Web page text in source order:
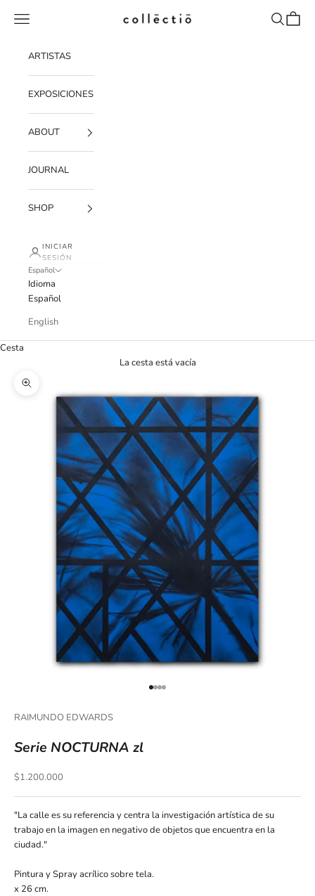
Collectio-collectio
Menú Buscar
Cesta
ARTISTAS
EXPOSICIONES
ABOUT
JOURNAL
SHOP
INICIAR
SESIÓN
Español
Idioma
Español
English
Cesta
La cesta está vacía
Zoom
Ir al artículo 1
Ir al artículo 2
Ir al artículo 3
Ir al artículo 4
RAIMUNDO EDWARDS
Serie NOCTURNA zl
Precio de oferta
$1.200.000
"La calle es su referencia y centra la investigación artística de su
trabajo en la imagen en negativo de objetos que encuentra en la
ciudad."
Pintura y Spray acrílico sobre tela.
x 26 cm.